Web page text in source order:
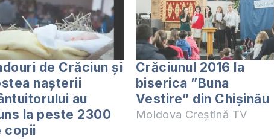
de Crăciun și
nașterii
au
la peste 2300
copii
Crăciunul 2016 la
biserica ”Buna
Vestire” din Chișinău
Moldova Creștină TV